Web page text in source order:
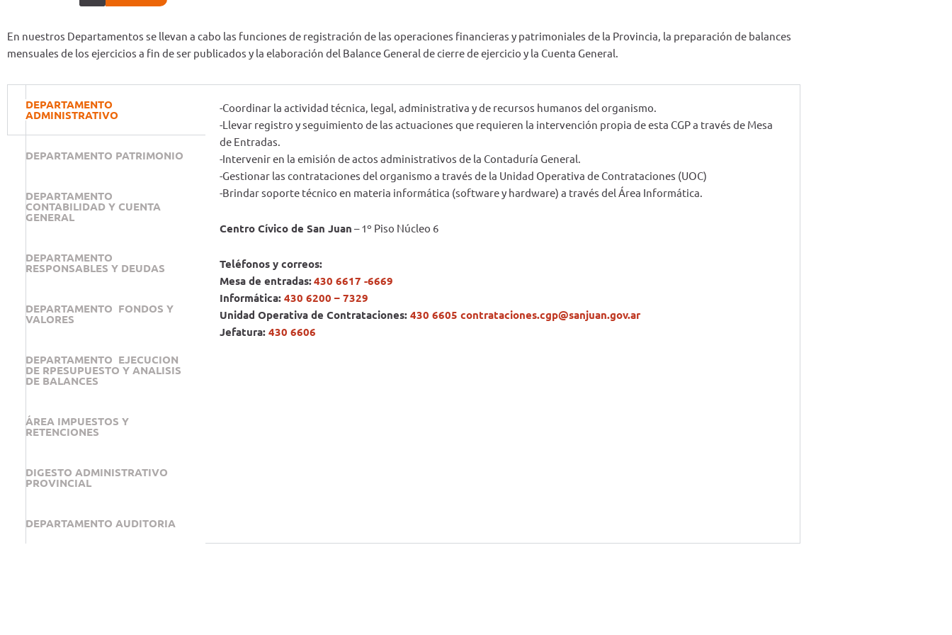
En nuestros Departamentos se llevan a cabo las funciones de registración de las operaciones financieras y patrimoniales de la Provincia, la preparación de balances
mensuales de los ejercicios a fin de ser publicados y la elaboración del Balance General de cierre de ejercicio y la Cuenta General.
DEPARTAMENTO
ADMINISTRATIVO
DEPARTAMENTO PATRIMONIO
DEPARTAMENTO
CONTABILIDAD Y CUENTA
GENERAL
DEPARTAMENTO
RESPONSABLES Y DEUDAS
DEPARTAMENTO FONDOS Y
VALORES
DEPARTAMENTO EJECUCION
DE RPESUPUESTO Y ANALISIS
DE BALANCES
ÁREA IMPUESTOS Y
RETENCIONES
DIGESTO ADMINISTRATIVO
PROVINCIAL
DEPARTAMENTO AUDITORIA
-Coordinar la actividad técnica, legal, administrativa y de recursos humanos del organismo.
-Llevar registro y seguimiento de las actuaciones que requieren la intervención propia de esta CGP a través de Mesa
de Entradas.
-Intervenir en la emisión de actos administrativos de la Contaduría General.
-Gestionar las contrataciones del organismo a través de la Unidad Operativa de Contrataciones (UOC)
-Brindar soporte técnico en materia informática (software y hardware) a través del Área Informática.
Centro Cívico de San Juan – 1º Piso Núcleo 6
Teléfonos y correos:
Mesa de entradas:430 6617 -6669
Informática: 430 6200 – 7329
Unidad Operativa de Contrataciones: 430 6605 contrataciones.cgp@sanjuan.gov.ar
Jefatura: 430 6606